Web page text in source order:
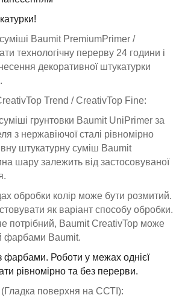
Baumit PremiumPrimer /
технологічну перерву 24 години і
декоративної штукатурки
Trend / CreativTop Fine:
грунтовки Baumit UniPrimer за
з нержавіючої сталі рівномірно
штукатурну суміш Baumit
шару залежить від застосовуваної
обробки колір може бути розмитий.
як варіант способу обробки.
потрібний, Baumit CreativTop може
фарбами Baumit.
фарбами. Роботи у межах однієї
рівномірно та без перерви.
поверхня на ССТІ):